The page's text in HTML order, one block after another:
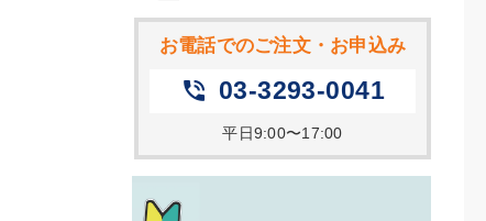
お電話でのご注文・お申込み
phone_in_talk 03-3293-0041
平日9:00〜17:00